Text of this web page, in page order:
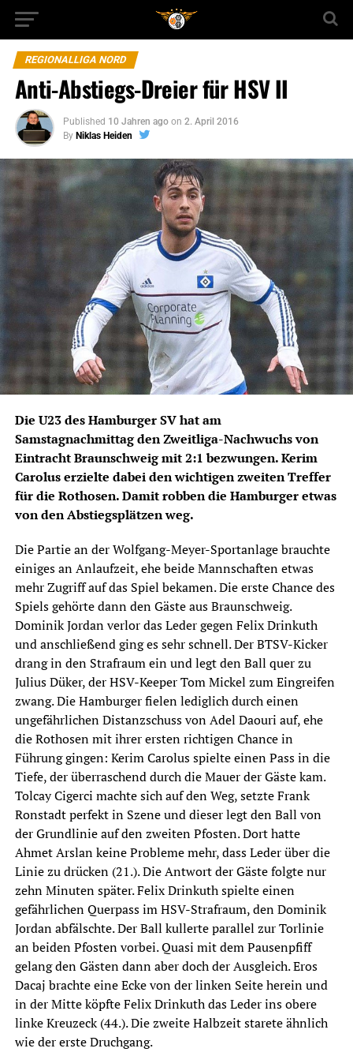
REGIONALLIGA NORD
Anti-Abstiegs-Dreier für HSV II
Published 10 Jahren ago on 2. April 2016
By Niklas Heiden
Die U23 des Hamburger SV hat am
Samstagnachmittag den Zweitliga-Nachwuchs von
Eintracht Braunschweig mit 2:1 bezwungen. Kerim
Carolus erzielte dabei den wichtigen zweiten Treffer
für die Rothosen. Damit robben die Hamburger etwas
von den Abstiegsplätzen weg.
Die Partie an der Wolfgang-Meyer-Sportanlage brauchte
einiges an Anlaufzeit, ehe beide Mannschaften etwas
mehr Zugriff auf das Spiel bekamen. Die erste Chance des
Spiels gehörte dann den Gäste aus Braunschweig.
Dominik Jordan verlor das Leder gegen Felix Drinkuth
und anschließend ging es sehr schnell. Der BTSV-Kicker
drang in den Strafraum ein und legt den Ball quer zu
Julius Düker, der HSV-Keeper Tom Mickel zum Eingreifen
zwang. Die Hamburger fielen lediglich durch einen
ungefährlichen Distanzschuss von Adel Daouri auf, ehe
die Rothosen mit ihrer ersten richtigen Chance in
Führung gingen: Kerim Carolus spielte einen Pass in die
Tiefe, der überraschend durch die Mauer der Gäste kam.
Tolcay Cigerci machte sich auf den Weg, setzte Frank
Ronstadt perfekt in Szene und dieser legt den Ball von
der Grundlinie auf den zweiten Pfosten. Dort hatte
Ahmet Arslan keine Probleme mehr, dass Leder über die
Linie zu drücken (21.). Die Antwort der Gäste folgte nur
zehn Minuten später. Felix Drinkuth spielte einen
gefährlichen Querpass im HSV-Strafraum, den Dominik
Jordan abfälschte. Der Ball kullerte parallel zur Torlinie
an beiden Pfosten vorbei. Quasi mit dem Pausenpfiff
gelang den Gästen dann aber doch der Ausgleich. Eros
Dacaj brachte eine Ecke von der linken Seite herein und
in der Mitte köpfte Felix Drinkuth das Leder ins obere
linke Kreuzeck (44.). Die zweite Halbzeit starete ähnlich
wie der erste Druchgang.